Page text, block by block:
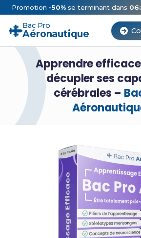
Promotion -50%se terminant dans
Bac Pro
Aéronautique
Apprendre
décupler ses
cérébrales –